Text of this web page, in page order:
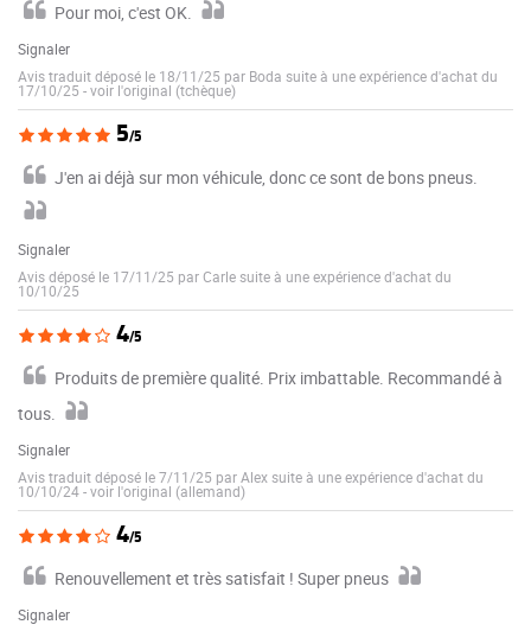
Pour moi, c'est OK.
Signaler
Avis traduit déposé le 18/11/25 par Boda suite à une expérience d'achat du
17/10/25 -voir l'original (tchèque)
5/5
J'en ai déjà sur mon véhicule, donc ce sont de bons pneus.
Signaler
Avis déposé le 17/11/25 par Carle suite à une expérience d'achat du
10/10/25
4/5
Produits de première qualité. Prix imbattable. Recommandé à
tous.
Signaler
Avis traduit déposé le 7/11/25 par Alex suite à une expérience d'achat du
10/10/24-voir l'original (allemand)
4/5
Renouvellement et très satisfait ! Super pneus
Signaler